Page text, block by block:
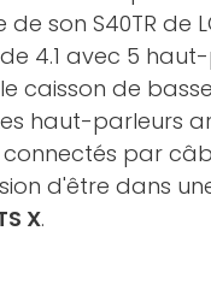
son S40TR de
4.1 avec 5
caisson de
haut-parleurs
par
d'être dans
X.